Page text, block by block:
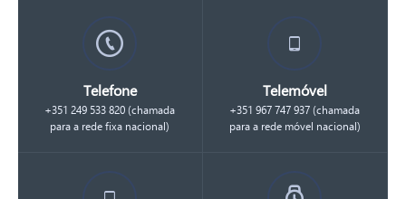
Telefone
+351 249 533 820 (chamada
para a rede fixa nacional)
Telemóvel
+351 967 747 937 (chamada
para a rede móvel nacional)